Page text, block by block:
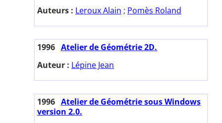
Auteurs : Leroux Alain ; Pomès Roland
1996 Atelier de Géométrie 2D.
Auteur : Lépine Jean
1996 Atelier de Géométrie sous Windows
version 2.0.